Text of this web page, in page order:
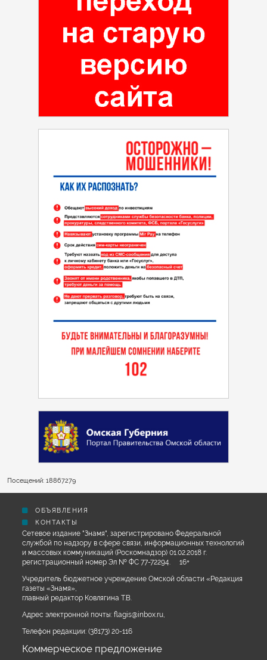
Посещений: 18867279
ОБЪЯВЛЕНИЯ
КОНТАКТЫ
Сетевое издание "Знамя", зарегистрировано Федеральной
службой по надзору в сфере связи, информационных технологий
и массовых коммуникаций (Роскомнадзор) 01.02.2018 г.
регистрационный номер Эл № ФС 77-72294. 16+
Учредитель бюджетное учреждение Омской области «Редакция
газеты «Знамя»,
главный редактор Ковлягина Т.В.
Адрес электронной почты: flagis@inbox.ru,
Телефон редакции: (38173) 20-116
Коммерческое предложение